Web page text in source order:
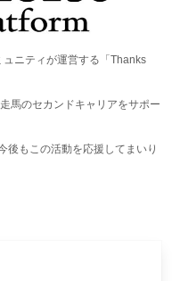
ニティが運営する「Thanks
馬のセカンドキャリアをサポー
後もこの活動を応援してまいり